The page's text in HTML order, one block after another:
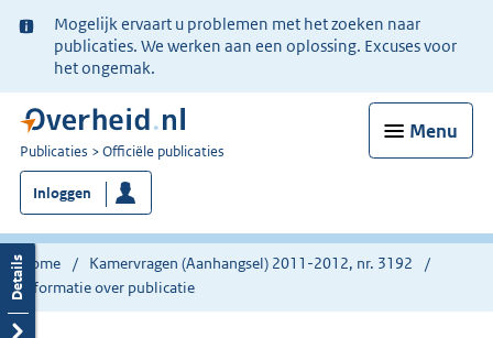
Ter
informatie:
Mogelijk ervaart u problemen met het zoeken naar
publicaties. We werken aan een oplossing. Excuses voor
het ongemak.
Menu
U
bent
nu
hier:
Publicaties Officiële publicaties
Inloggen
Home
Kamervragen (Aanhangsel) 2011-2012, nr. 3192
Informatie over publicatie